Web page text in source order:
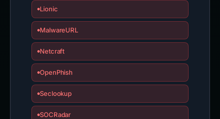
Lionic
MalwareURL
Netcraft
OpenPhish
Seclookup
SOCRadar